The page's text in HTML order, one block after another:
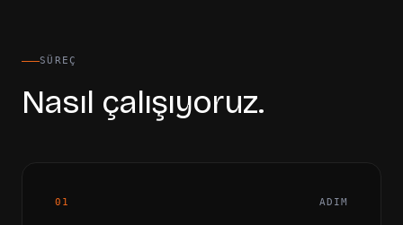
SÜREÇ
Nasıl çalışıyoruz.
01 ADIM